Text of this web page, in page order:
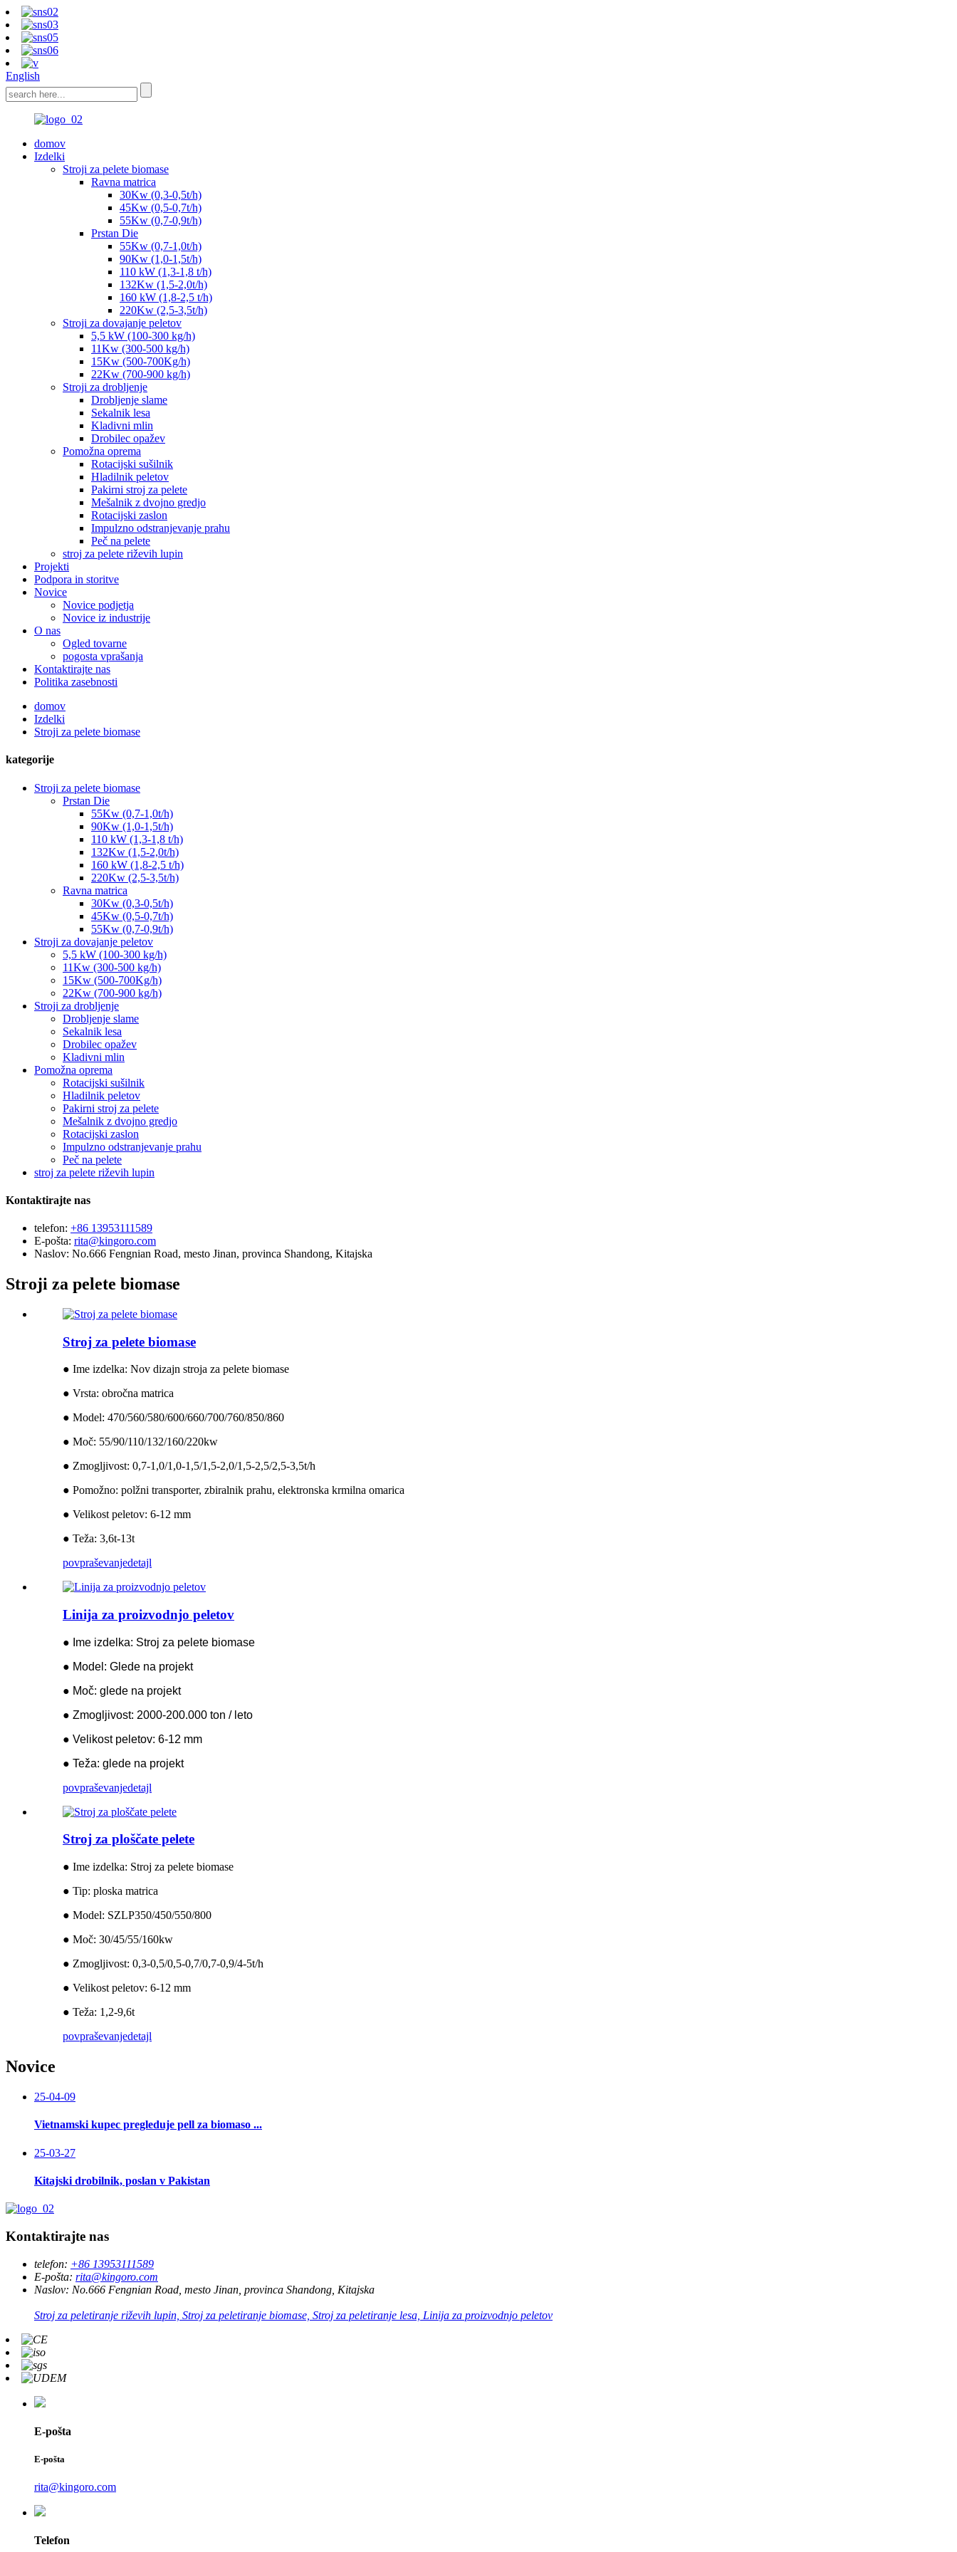
English
domov
Izdelki
Stroji za pelete biomase
Ravna matrica
30Kw (0,3-0,5t/h)
45Kw (0,5-0,7t/h)
55Kw (0,7-0,9t/h)
Prstan Die
55Kw (0,7-1,0t/h)
90Kw (1,0-1,5t/h)
110 kW (1,3-1,8 t/h)
132Kw (1,5-2,0t/h)
160 kW (1,8-2,5 t/h)
220Kw (2,5-3,5t/h)
Stroji za dovajanje peletov
5,5 kW (100-300 kg/h)
11Kw (300-500 kg/h)
15Kw (500-700Kg/h)
22Kw (700-900 kg/h)
Stroji za drobljenje
Drobljenje slame
Sekalnik lesa
Kladivni mlin
Drobilec opažev
Pomožna oprema
Rotacijski sušilnik
Hladilnik peletov
Pakirni stroj za pelete
Mešalnik z dvojno gredjo
Rotacijski zaslon
Impulzno odstranjevanje prahu
Peč na pelete
stroj za pelete riževih lupin
Projekti
Podpora in storitve
Novice
Novice podjetja
Novice iz industrije
O nas
Ogled tovarne
pogosta vprašanja
Kontaktirajte nas
Politika zasebnosti
domov
Izdelki
Stroji za pelete biomase
kategorije
Stroji za pelete biomase
Prstan Die
55Kw (0,7-1,0t/h)
90Kw (1,0-1,5t/h)
110 kW (1,3-1,8 t/h)
132Kw (1,5-2,0t/h)
160 kW (1,8-2,5 t/h)
220Kw (2,5-3,5t/h)
Ravna matrica
30Kw (0,3-0,5t/h)
45Kw (0,5-0,7t/h)
55Kw (0,7-0,9t/h)
Stroji za dovajanje peletov
5,5 kW (100-300 kg/h)
11Kw (300-500 kg/h)
15Kw (500-700Kg/h)
22Kw (700-900 kg/h)
Stroji za drobljenje
Drobljenje slame
Sekalnik lesa
Drobilec opažev
Kladivni mlin
Pomožna oprema
Rotacijski sušilnik
Hladilnik peletov
Pakirni stroj za pelete
Mešalnik z dvojno gredjo
Rotacijski zaslon
Impulzno odstranjevanje prahu
Peč na pelete
stroj za pelete riževih lupin
Kontaktirajte nas
telefon: +86 13953111589
E-pošta: rita@kingoro.com
Naslov: No.666 Fengnian Road, mesto Jinan, provinca Shandong, Kitajska
Stroji za pelete biomase
Stroj za pelete biomase
● Ime izdelka: Nov dizajn stroja za pelete biomase
● Vrsta: obročna matrica
● Model: 470/560/580/600/660/700/760/850/860
● Moč: 55/90/110/132/160/220kw
● Zmogljivost: 0,7-1,0/1,0-1,5/1,5-2,0/1,5-2,5/2,5-3,5t/h
● Pomožno: polžni transporter, zbiralnik prahu, elektronska krmilna omarica
● Velikost peletov: 6-12 mm
● Teža: 3,6t-13t
povpraševanjedetajl
Linija za proizvodnjo peletov
● Ime izdelka: Stroj za pelete biomase
● Model: Glede na projekt
● Moč: glede na projekt
● Zmogljivost: 2000-200.000 ton / leto
● Velikost peletov: 6-12 mm
● Teža: glede na projekt
povpraševanjedetajl
Stroj za ploščate pelete
● Ime izdelka: Stroj za pelete biomase
● Tip: ploska matrica
● Model: SZLP350/450/550/800
● Moč: 30/45/55/160kw
● Zmogljivost: 0,3-0,5/0,5-0,7/0,7-0,9/4-5t/h
● Velikost peletov: 6-12 mm
● Teža: 1,2-9,6t
povpraševanjedetajl
Novice
25-04-09
Vietnamski kupec pregleduje pell za biomaso ...
25-03-27
Kitajski drobilnik, poslan v Pakistan
Kontaktirajte nas
telefon: +86 13953111589
E-pošta: rita@kingoro.com
Naslov: No.666 Fengnian Road, mesto Jinan, provinca Shandong, Kitajska
Stroj za peletiranje riževih lupin, Stroj za peletiranje biomase, Stroj za peletiranje lesa, Linija za proizvodnjo peletov
E-pošta
E-pošta
rita@kingoro.com
Telefon